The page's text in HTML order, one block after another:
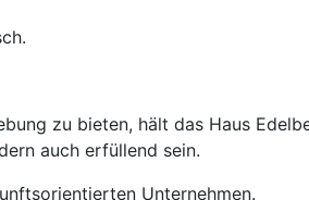
zu bieten, hält das Haus
auch erfüllend sein.
Unternehmen.